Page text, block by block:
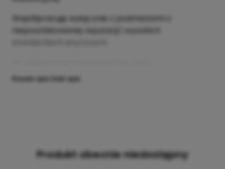
Współpracuję wyłącznie z podmiotami o
nieposzlakowanej reputacji i wysokich
Rozwiń opis Zwiń opis
Produkt obecnie niedostępny